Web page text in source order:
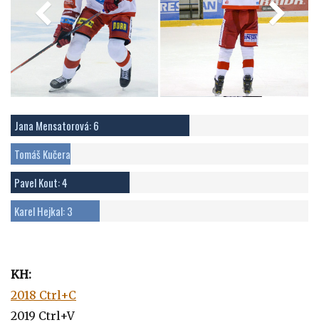
Jana Mensatorová: 6
Tomáš Kučera: 2
Pavel Kout: 4
Karel Hejkal: 3
KH:
2018 Ctrl+C
2019 Ctrl+V